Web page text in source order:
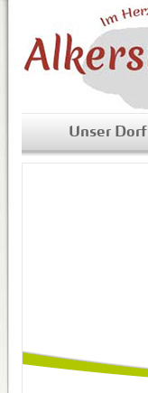
Unser Dorf